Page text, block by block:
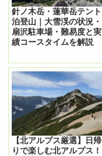
針ノ木岳・蓮華岳テント
泊登山｜大雪渓の状況・
扇沢駐車場・難易度と実
績コースタイムを解説
【北アルプス厳選】日帰
りで楽しむ北アルプス！